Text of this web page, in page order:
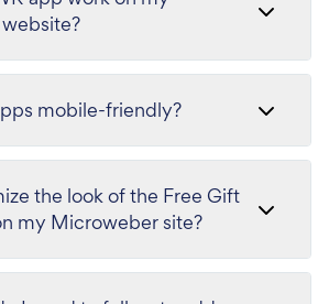
mobile-friendly?
the look of the Free Gift
my Microweber site?